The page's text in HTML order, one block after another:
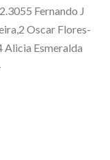
Fernando J
Oscar Flores-
Alicia Esmeralda